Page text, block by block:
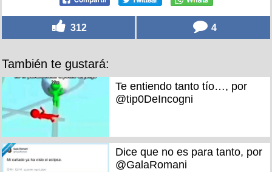
312 4
También te gustará:
Te entiendo tanto tío…, por
@tip0DeIncogni
Dice que no es para tanto, por
@GalaRomani